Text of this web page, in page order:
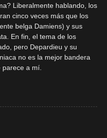
Liberalmente hablando, los
cinco veces más que los
belga Damiens) y sus
En fin, el tema de los
pero Depardieu y su
no es la mejor bandera
parece a mí.